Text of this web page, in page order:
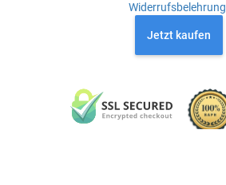
Widerrufsbelehrung
Jetzt kaufen